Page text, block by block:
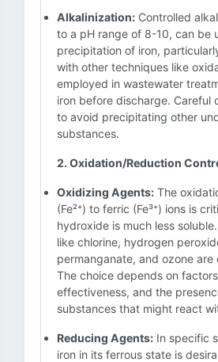
Alkalinization: Controlled
to a pH range of 8-10, can be
precipitation of iron,
with other techniques like
employed in wastewater
iron before discharge. Careful
to avoid precipitating other
substances.
2. Oxidation/Reduction
Oxidizing Agents: The
(Fe²⁺) to ferric (Fe³⁺) ions is
hydroxide is much less
like chlorine, hydrogen
permanganate, and ozone are
The choice depends on
effectiveness, and the
substances that might react
Reducing Agents: In specific
iron in its ferrous state is